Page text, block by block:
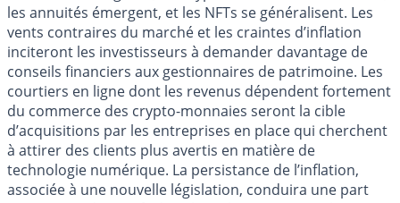
les annuités émergent, et les NFTs se généralisent. Les
vents contraires du marché et les craintes d’inflation
inciteront les investisseurs à demander davantage de
conseils financiers aux gestionnaires de patrimoine. Les
courtiers en ligne dont les revenus dépendent fortement
du commerce des crypto-monnaies seront la cible
d’acquisitions par les entreprises en place qui cherchent
à attirer des clients plus avertis en matière de
technologie numérique. La persistance de l’inflation,
associée à une nouvelle législation, conduira une part